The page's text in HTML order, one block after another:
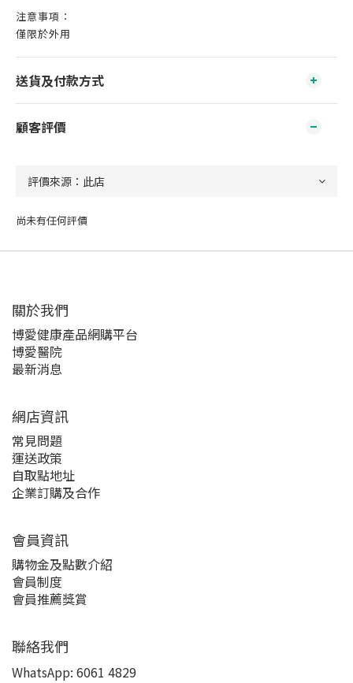
注意事項：
僅限於外用
送貨及付款方式
顧客評價
尚未有任何評價
關於我們‎
博愛健康產品網購平台
博愛醫院
最新消息
網店資訊
常見問題
運送政策
自取點地址
企業訂購及合作
會員資訊
購物金及點數介紹
會員制度
會員推薦獎賞
聯絡我們
WhatsApp: 6061 4829